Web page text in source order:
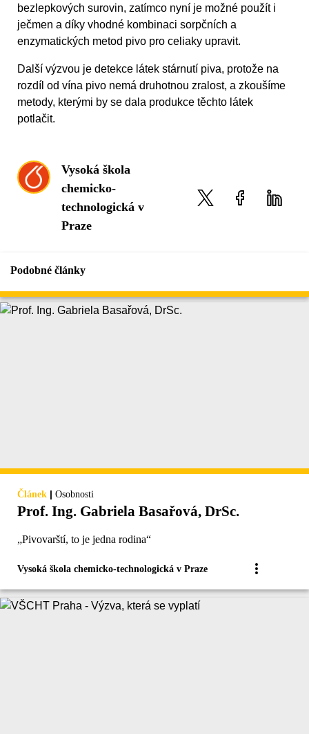
bezlepkových surovin, zatímco nyní je možné použít i
ječmen a díky vhodné kombinaci sorpčních a
enzymatických metod pivo pro celiaky upravit.
Další výzvou je detekce látek stárnutí piva, protože na
rozdíl od vína pivo nemá druhotnou zralost, a zkoušíme
metody, kterými by se dala produkce těchto látek
potlačit.
Vysoká škola
chemicko-
technologická v
Praze
Podobné články
Článek | Osobnosti
Prof. Ing. Gabriela Basařová, DrSc.
„Pivovarští, to je jedna rodina“
Vysoká škola chemicko-technologická v Praze